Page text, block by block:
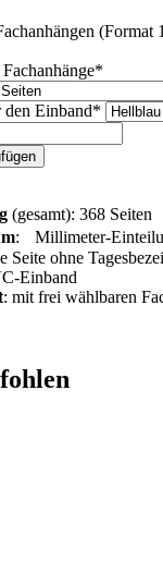
(Format
*
den Einband*
(gesamt): 368 Seiten
: Millimeter-
Seite ohne
Einband
: mit frei wählbaren